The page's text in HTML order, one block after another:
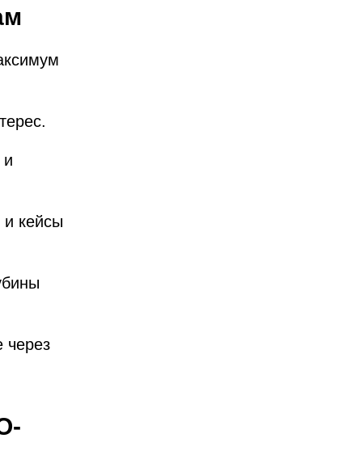
кейсы
через